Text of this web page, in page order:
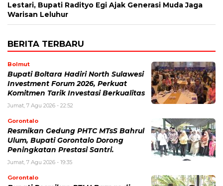
Lestari, Bupati Radityo Egi Ajak Generasi Muda Jaga
Warisan Leluhur
BERITA TERBARU
Bolmut
Bupati Boltara Hadiri North Sulawesi
Investment Forum 2026, Perkuat
Komitmen Tarik Investasi Berkualitas
Jumat, 7 Agu 2026 - 22:52
Gorontalo
Resmikan Gedung PHTC MTsS Bahrul
Ulum, Bupati Gorontalo Dorong
Peningkatan Prestasi Santri.
Jumat, 7 Agu 2026 - 19:35
Gorontalo